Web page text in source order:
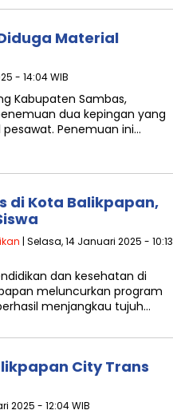
Material
- 14:04 WIB
Kabupaten Sambas,
dua kepingan yang
Penemuan ini…
di Kota Balikpapan,
| Selasa, 14 Januari 2025 - 10:13
dan kesehatan di
meluncurkan program
menjangkau tujuh…
City Trans
2025 - 12:04 WIB